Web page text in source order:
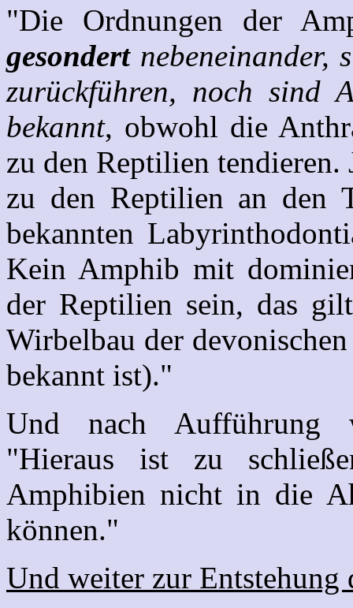
"Die Ordnungen der
gesondertnebeneinander,
zurückführen, noch sind
bekannt, obwohl die
zu den Reptilien
zu den Reptilien an den
bekannten
Kein Amphib mit
der Reptilien sein, das
Wirbelbau der
bekannt ist)."
Und nach Aufführung
"Hieraus ist zu
Amphibien nicht in die
können."
Und weiter zur Entstehung